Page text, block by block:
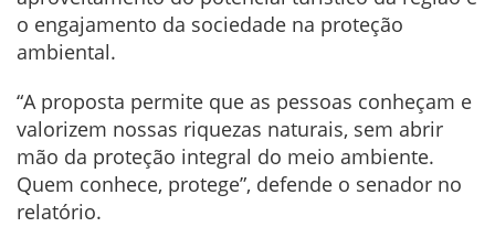
o engajamento da sociedade na proteção
ambiental.
“A proposta permite que as pessoas conheçam e
valorizem nossas riquezas naturais, sem abrir
mão da proteção integral do meio ambiente.
Quem conhece, protege”, defende o senador no
relatório.